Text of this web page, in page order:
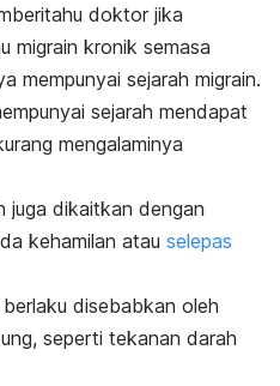
doktor jika
migrain kronik semasa
mempunyai sejarah migrain.
sejarah mendapat
mengalaminya
juga dikaitkan dengan
kehamilan atau selepas
disebabkan oleh
seperti tekanan darah